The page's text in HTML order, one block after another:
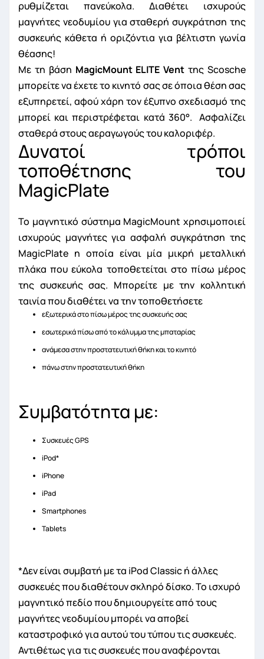
ρυθμίζεται πανεύκολα. Διαθέτει ισχυρούς
μαγνήτες νεοδυμίου για σταθερή συγκράτηση της
συσκευής κάθετα ή οριζόντια για βέλτιστη γωνία
θέασης!
Με τη βάση MagicMount ELITE Vent της Scosche
μπορείτε να έχετε το κινητό σας σε όποια θέση σας
εξυπηρετεί, αφού χάρη τον έξυπνο σχεδιασμό της
μπορεί και περιστρέφεται κατά 360°. Ασφαλίζει
σταθερά στους αεραγωγούς του καλοριφέρ.
Δυνατοί τρόποι
τοποθέτησης του
MagicPlate
Το μαγνητικό σύστημα MagicMount χρησιμοποιεί
ισχυρούς μαγνήτες για ασφαλή συγκράτηση της
MagicPlate η οποία είναι μία μικρή μεταλλική
πλάκα που εύκολα τοποθετείται στο πίσω μέρος
της συσκευής σας. Μπορείτε με την κολλητική
ταινία που διαθέτει να την τοποθετήσετε
εξωτερικά στο πίσω μέρος της συσκευής σας
εσωτερικά πίσω από το κάλυμμα της μπαταρίας
ανάμεσα στην προστατευτική θήκη και το κινητό
πάνω στην προστατευτική θήκη
Συμβατότητα με:
Συσκευές GPS
iPod*
iPhone
iPad
Smartphones
Tablets
*Δεν είναι συμβατή με τα iPod Classic ή άλλες
συσκευές που διαθέτουν σκληρό δίσκο. Το ισχυρό
μαγνητικό πεδίο που δημιουργείτε από τους
μαγνήτες νεοδυμίου μπορέι να αποβεί
καταστροφικό για αυτού του τύπου τις συσκευές.
Αντιθέτως για τις συσκευές που αναφέρονται